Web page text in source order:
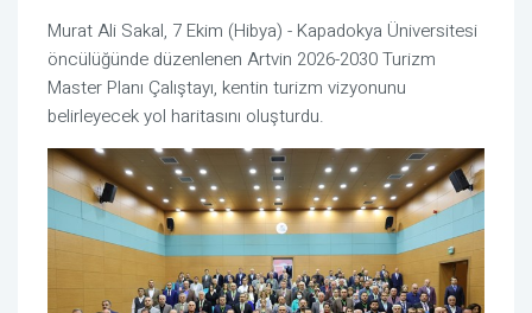
Murat Ali Sakal, 7 Ekim (Hibya) - Kapadokya Üniversitesi
öncülüğünde düzenlenen Artvin 2026-2030 Turizm
Master Planı Çalıştayı, kentin turizm vizyonunu
belirleyecek yol haritasını oluşturdu.